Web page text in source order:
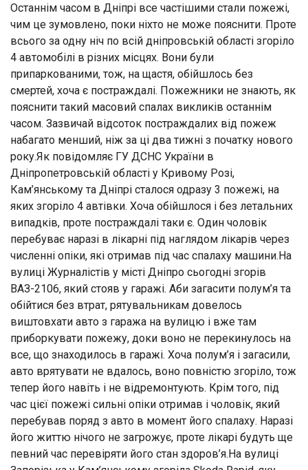
Останнім часом в Дніпрі все частішими стали пожежі,
чим це зумовлено, поки ніхто не може пояснити. Проте
всього за одну ніч по всій дніпровській області згоріло
4 автомобілі в різних місцях. Вони були
припаркованими, тож, на щастя, обійшлось без
смертей, хоча є постраждалі. Пожежники не знають, як
пояснити такий масовий спалах викликів останнім
часом. Зазвичай відсоток постраждалих від пожеж
набагато менший, ніж за ці два тижні з початку нового
року.Як повідомляє ГУ ДСНС України в
Дніпропетровській області у Кривому Розі,
Кам’янському та Дніпрі сталося одразу 3 пожежі, на
яких згоріло 4 автівки. Хоча обійшлося і без летальних
випадків, проте постраждалі таки є. Один чоловік
перебуває наразі в лікарні під наглядом лікарів через
численні опіки, які отримав під час спалаху машини.На
вулиці Журналістів у місті Дніпро сьогодні згорів
ВАЗ-2106, який стояв у гаражі. Аби загасити полум’я та
обійтися без втрат, рятувальникам довелось
виштовхати авто з гаража на вулицю і вже там
приборкувати пожежу, доки воно не перекинулось на
все, що знаходилось в гаражі. Хоча полум’я і загасили,
авто врятувати не вдалось, воно повністю згоріло, тож
тепер його навіть і не відремонтують. Крім того, під
час цієї пожежі сильні опіки отримав і чоловік, який
перебував поряд з авто в момент його спалаху. Наразі
його життю нічого не загрожує, проте лікарі будуть ще
певний час перевіряти його стан здоров’я.На вулиці